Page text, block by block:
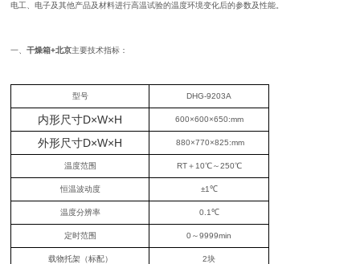
电工、电子及其他产品及材料进行高温试验的温度环境变化后的参数及性能。
一、干燥箱+北京主要技术指标：
型号 DHG-9203A
内形尺寸D×W×H 600×600×650:mm
外形尺寸D×W×H 880×770×825:mm
温度范围 RT＋10℃～250℃
恒温波动度 ±1℃
温度分辨率 0.1℃
定时范围 0～9999min
载物托架（标配） 2块